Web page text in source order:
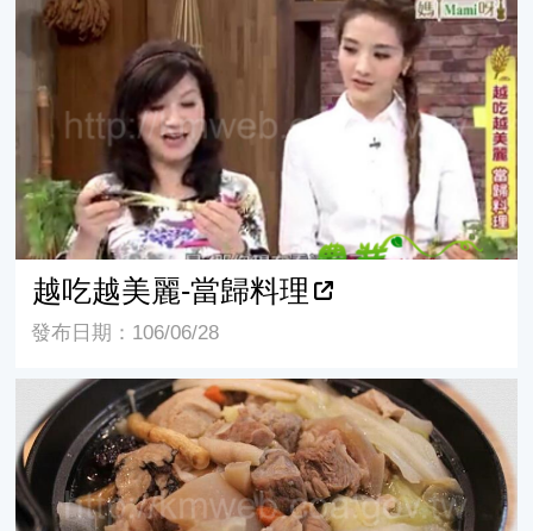
越吃越美麗-當歸料理
越吃越美麗-當歸料理
發布日期：106/06/28
當歸生薑羊肉爐